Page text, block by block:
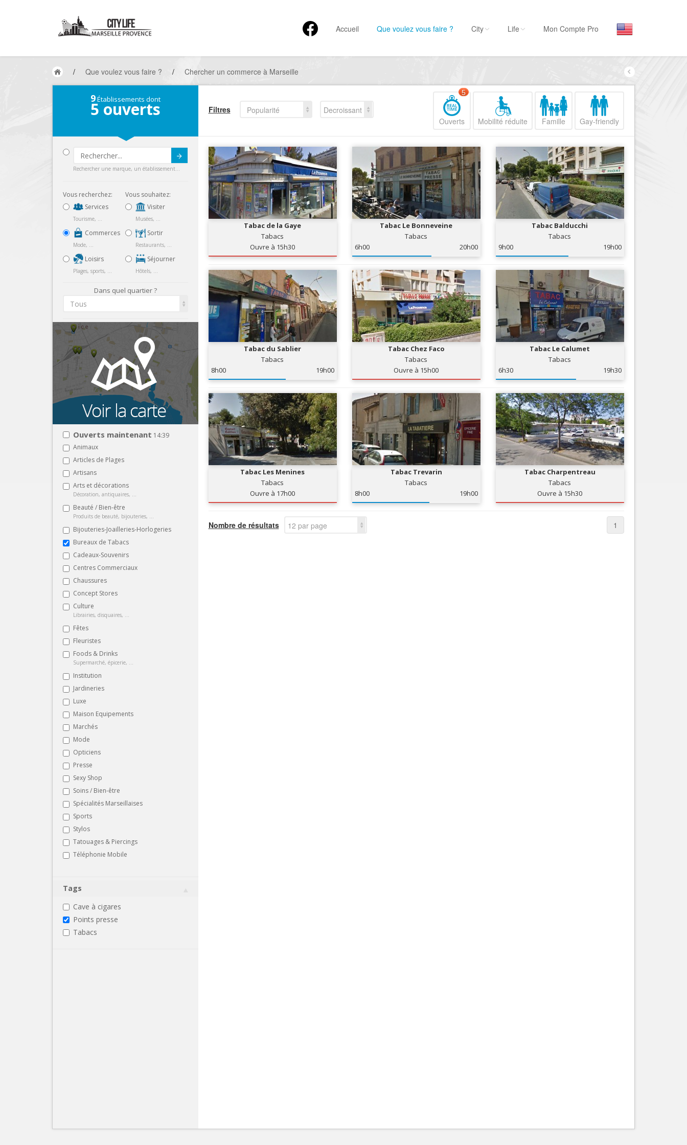
Accueil Que voulez vous faire ?
Hôtels, ...
Visiter
Sortir
Restaurants, ...
Commerces
Mode, ...
Loisirs
Plages, sports, ...
Services
Tourisme, ...
City Life Mon Compte Pro
/ Que voulez vous faire ? / Chercher un commerce à Marseille
9Établissements dont
5 ouverts
Rechercher une marque, un établissement...
Vous recherchez:
Services
Tourisme, ...
Commerces
Mode, ...
Loisirs
Plages, sports, ...
Vous souhaitez:
Visiter
Musées, ...
Sortir
Restaurants, ...
Séjourner
Hôtels, ...
Dans quel quartier ?
Tous
Ouverts maintenant 14:39
Animaux
Articles de Plages
Artisans
Arts et décorations
Décoration, antiquaires, ...
Beauté / Bien-être
Produits de beauté, bijouteries, ...
Bijouteries-Joailleries-Horlogeries
Bureaux de Tabacs
Cadeaux-Souvenirs
Centres Commerciaux
Chaussures
Concept Stores
Culture
Librairies, disquaires, ...
Fêtes
Fleuristes
Foods & Drinks
Supermarché, épicerie, ...
Institution
Jardineries
Luxe
Maison Equipements
Marchés
Mode
Opticiens
Presse
Sexy Shop
Soins / Bien-être
Spécialités Marseillaises
Sports
Stylos
Tatouages & Piercings
Téléphonie Mobile
Tags
Cave à cigares
Points presse
Tabacs
Filtres Popularité
Decroissant
Ouverts
5
Mobilité réduite Famille Gay-friendly
Tabac de la Gaye
Tabacs
Ouvre à 15h30
Tabac Le Bonneveine
Tabacs
6h00
20h00
Tabac Balducchi
Tabacs
9h00
19h00
Tabac du Sablier
Tabacs
8h00
19h00
Tabac Chez Faco
Tabacs
Ouvre à 15h00
Tabac Le Calumet
Tabacs
6h30
19h30
Tabac Les Menines
Tabacs
Ouvre à 17h00
Tabac Trevarin
Tabacs
8h00
19h00
Tabac Charpentreau
Tabacs
Ouvre à 15h30
Nombre de résultats 12 par page 1